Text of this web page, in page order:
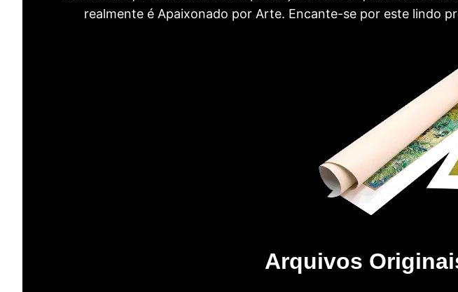
realmente é Apaixonado por Arte. Encante-se por este lindo
Arquivos